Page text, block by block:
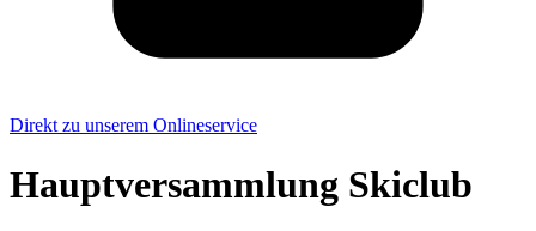
Direkt zu unserem Onlineservice
Hauptversammlung Skiclub